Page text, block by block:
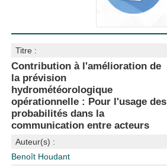
Titre :
Contribution à l'amélioration de
la prévision
hydrométéorologique
opérationnelle : Pour l'usage des
probabilités dans la
communication entre acteurs
Auteur(s) :
Benoît Houdant